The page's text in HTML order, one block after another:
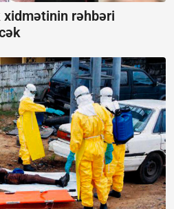
rəhbəri